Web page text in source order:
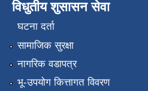
विधुतीय शुसासन सेवा
घटना दर्ता
सामाजिक सुरक्षा
नागरिक वडापत्र
भू-उपयोग कित्तागत विवरण